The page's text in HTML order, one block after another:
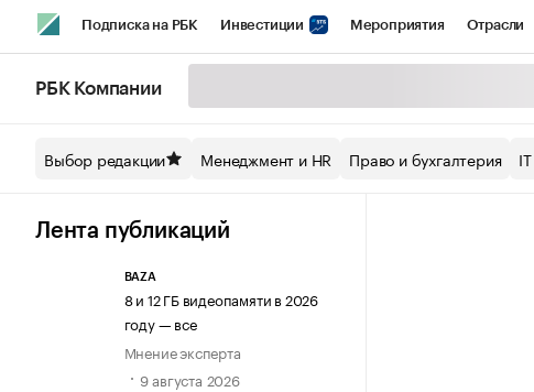
Подписка на РБК Инвестиции Мероприятия Отрасли
Спецпроекты СПб Конференции СПб Спецпроекты
Технологии и медиа
РБК Компании
Выбор редакции Менеджмент и HR Право и бухгалтерия
Лента публикаций
BAZA
8 и 12 ГБ видеопамяти в 2026
году — все
Мнение эксперта
9 августа 2026